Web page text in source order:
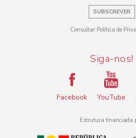
SUBSCREVER
Consultar Política de
Siga-nos!
Facebook YouTube
Estrutura financiada